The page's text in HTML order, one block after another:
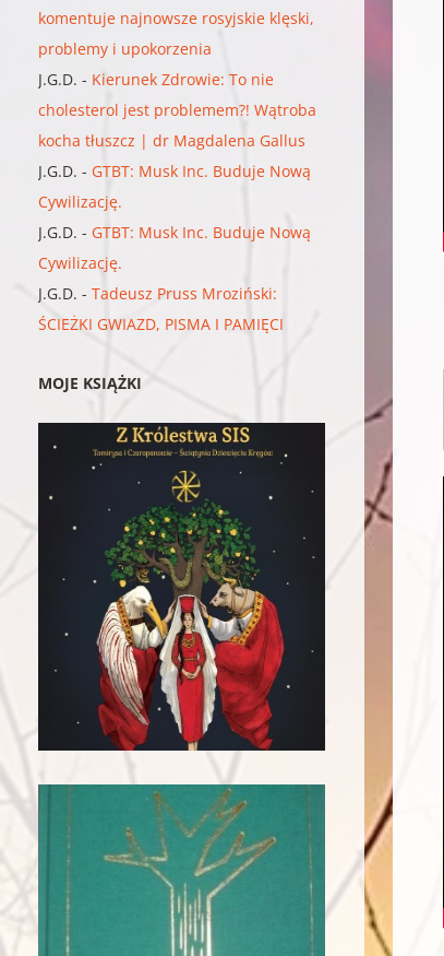
komentuje najnowsze rosyjskie klęski,
problemy i upokorzenia
J.G.D. - Kierunek Zdrowie: To nie
cholesterol jest problemem?! Wątroba
kocha tłuszcz | dr Magdalena Gallus
J.G.D. - GTBT: Musk Inc. Buduje Nową
Cywilizację.
J.G.D. - GTBT: Musk Inc. Buduje Nową
Cywilizację.
J.G.D. -Tadeusz Pruss Mroziński:
ŚCIEŻKI GWIAZD, PISMA I PAMIĘCI
MOJE KSIĄŻKI